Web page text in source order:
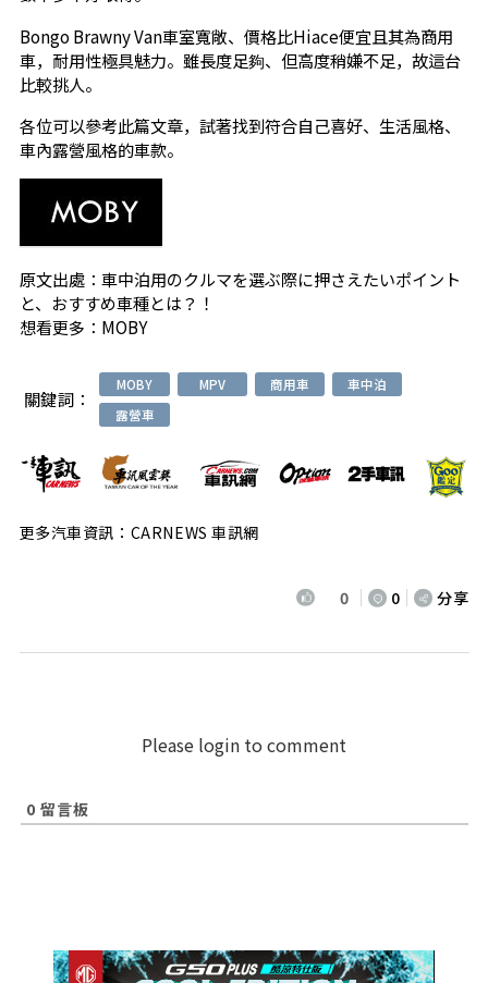
Bongo Brawny Van車室寬敞、價格比Hiace便宜且其為商用
車，耐用性極具魅力。雖長度足夠、但高度稍嫌不足，故這台
比較挑人。
各位可以參考此篇文章，試著找到符合自己喜好、生活風格、
車內露營風格的車款。
原文出處： 車中泊用のクルマを選ぶ際に押さえたいポイント
と、おすすめ車種とは？！
想看更多： MOBY
關鍵詞：
MOBY MPV 商用車
車中泊
露營車
更多汽車資訊：CARNEWS 車訊網
0 0 分享
Please login to comment
0 留言板